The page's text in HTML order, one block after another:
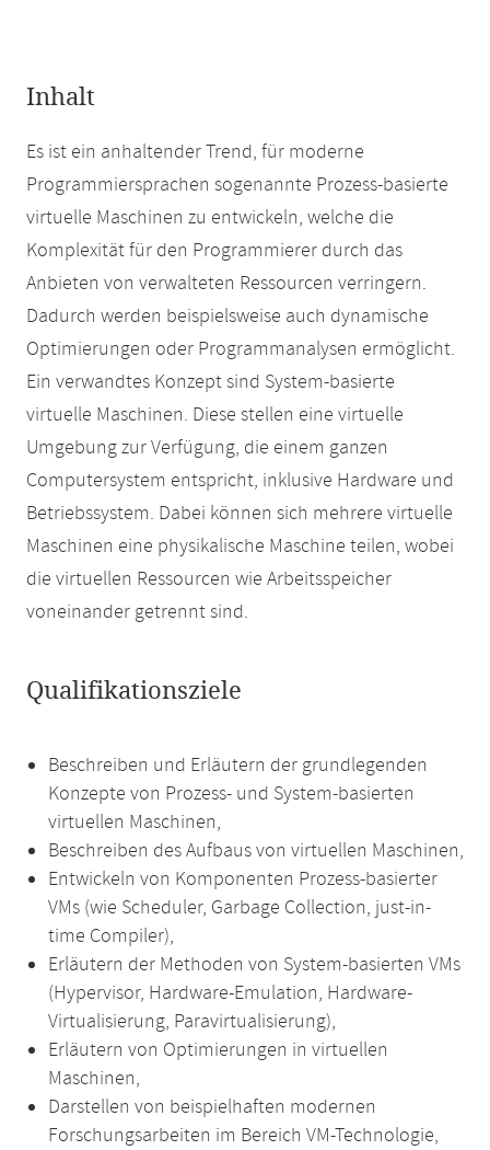
Inhalt
Es ist ein anhaltender Trend, für moderne
Programmiersprachen sogenannte Prozess-basierte
virtuelle Maschinen zu entwickeln, welche die
Komplexität für den Programmierer durch das
Anbieten von verwalteten Ressourcen verringern.
Dadurch werden beispielsweise auch dynamische
Optimierungen oder Programmanalysen ermöglicht.
Ein verwandtes Konzept sind System-basierte
virtuelle Maschinen. Diese stellen eine virtuelle
Umgebung zur Verfügung, die einem ganzen
Computersystem entspricht, inklusive Hardware und
Betriebssystem. Dabei können sich mehrere virtuelle
Maschinen eine physikalische Maschine teilen, wobei
die virtuellen Ressourcen wie Arbeitsspeicher
voneinander getrennt sind.
Qualifikationsziele
Beschreiben und Erläutern der grundlegenden
Konzepte von Prozess- und System-basierten
virtuellen Maschinen,
Beschreiben des Aufbaus von virtuellen Maschinen,
Entwickeln von Komponenten Prozess-basierter
VMs (wie Scheduler, Garbage Collection, just-in-
time Compiler),
Erläutern der Methoden von System-basierten VMs
(Hypervisor, Hardware-Emulation, Hardware-
Virtualisierung, Paravirtualisierung),
Erläutern von Optimierungen in virtuellen
Maschinen,
Darstellen von beispielhaften modernen
Forschungsarbeiten im Bereich VM-Technologie,